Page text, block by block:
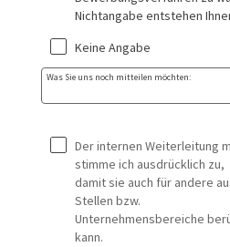
Nichtangabe entstehen
Keine Angabe
Was Sie uns noch mitteilen möchten:
Datenschutz und
Der internen Weiterleitung
stimme ich ausdrücklich zu,
damit sie auch für andere
Stellen bzw.
Unternehmensbereiche
kann.